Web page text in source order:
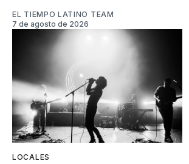
EL TIEMPO LATINO TEAM
7 de agosto de 2026
LOCALES